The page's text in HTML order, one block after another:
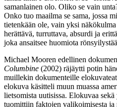
samanlainen olo. Oliko se vain
Onko tuo maailma se sama, jossa
tietenkään ole, vain yksi
herättävä, turruttava, absurdi ja
joka ansaitsee huomiota
Michael Mooren edellinen
Columbine (2002) räjäytti potin
muillekin dokumenteille
elokuva käsitteli muun muassa
lietsomista uutisissa. Elokuvaa
tuomittiin faktojen valikoimisesta ja